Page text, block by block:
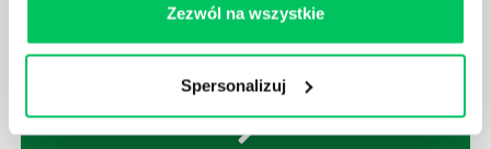
Zezwól na wszystkie
Spersonalizuj
Ich obowiązkiem jest przestrzeganie panujących w
wykonywanej pracy, ale również bezpieczeństwa.